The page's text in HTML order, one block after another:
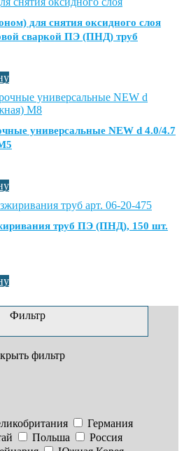
для снятия оксидного слоя
сваркой ПЭ (ПНД) труб
универсальные NEW d 4.0/4.7
труб ПЭ (ПНД), 150 шт.
Фильтр
фильтр
Германия
Польша
Россия